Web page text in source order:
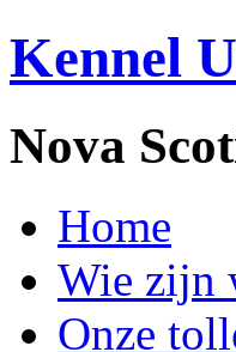
Kennel
Nova
Home
Wie zijn
Onze